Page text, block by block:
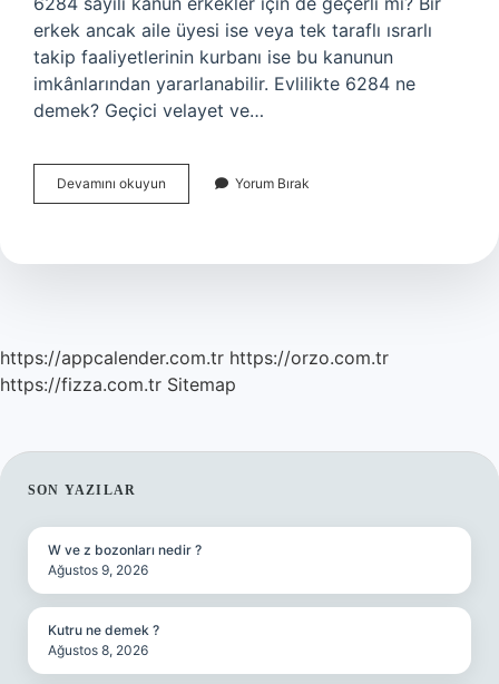
erkek ancak aile üyesi ise veya tek taraflı ısrarlı
takip faaliyetlerinin kurbanı ise bu kanunun
imkânlarından yararlanabilir. Evlilikte 6284 ne
demek? Geçici velayet ve…
Devamını okuyun
Sadece
Mi
Yorum Bırak
https://appcalender.com.tr https://orzo.com.tr
https://fizza.com.tr Sitemap
SIDEBAR
SON YAZILAR
W ve z bozonları nedir ?
Ağustos 9, 2026
Kutru ne demek ?
Ağustos 8, 2026